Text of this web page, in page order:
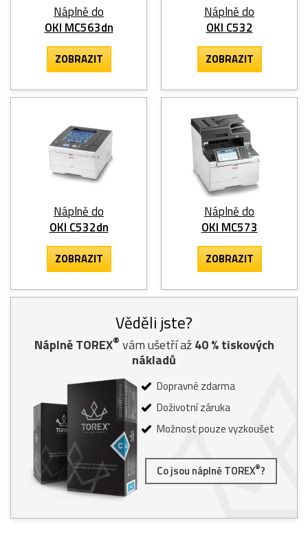
Náplně do
OKI MC563dn
ZOBRAZIT
Náplně do
OKI C532
ZOBRAZIT
Náplně do
OKI C532dn
ZOBRAZIT
Náplně do
OKI MC573
ZOBRAZIT
Věděli jste?
Náplně TOREX® vám ušetří až40% tiskových
nákladů
Dopravné zdarma
Doživotní záruka
Možnost pouze vyzkoušet
Co jsou náplně TOREX®?